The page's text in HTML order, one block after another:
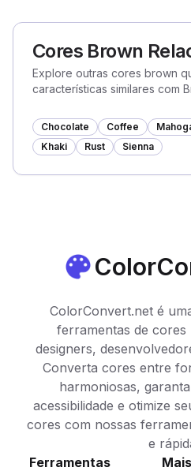
Cores Brown
Explore outras cores brown
características similares com
Chocolate Coffee
Khaki
Rust Sienna
ColorConvert.net é
ferramentas de cores
designers,
Converta cores entre
harmoniosas,
acessibilidade e otimize
cores com nossas
e
Ferramentas
Mais